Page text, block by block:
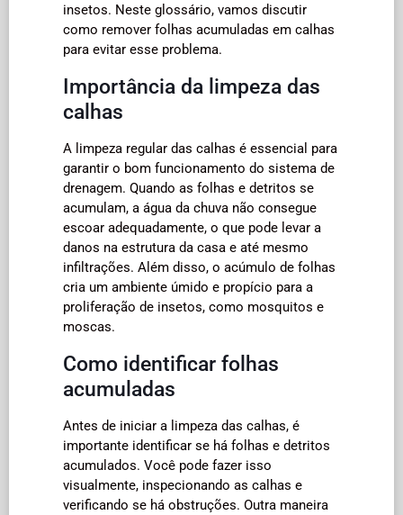
insetos. Neste glossário, vamos discutir
como remover folhas acumuladas em calhas
para evitar esse problema.
Importância da limpeza das
calhas
A limpeza regular das calhas é essencial para
garantir o bom funcionamento do sistema de
drenagem. Quando as folhas e detritos se
acumulam, a água da chuva não consegue
escoar adequadamente, o que pode levar a
danos na estrutura da casa e até mesmo
infiltrações. Além disso, o acúmulo de folhas
cria um ambiente úmido e propício para a
proliferação de insetos, como mosquitos e
moscas.
Como identificar folhas
acumuladas
Antes de iniciar a limpeza das calhas, é
importante identificar se há folhas e detritos
acumulados. Você pode fazer isso
visualmente, inspecionando as calhas e
verificando se há obstruções. Outra maneira